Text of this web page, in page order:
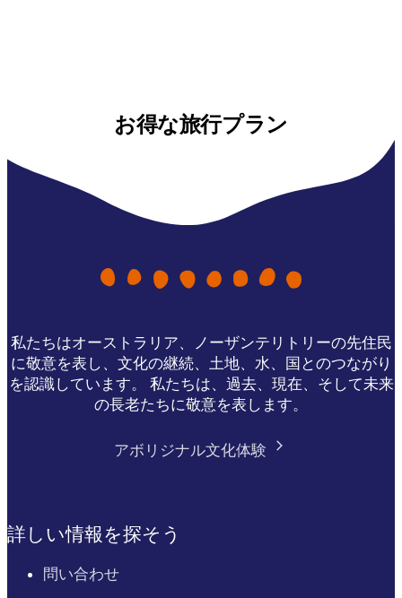
お得な旅行プラン
私たちはオーストラリア、ノーザンテリトリーの先住民
に敬意を表し、文化の継続、土地、水、国とのつながり
を認識しています。 私たちは、過去、現在、そして未来
の長老たちに敬意を表します。
アボリジナル文化体験
詳しい情報を探そう
問い合わせ